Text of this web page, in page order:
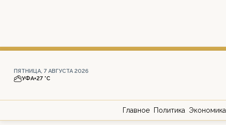
ПЯТНИЦА, 7 АВГУСТА 2026
УФА+27 °С
Главное Политика Экономика